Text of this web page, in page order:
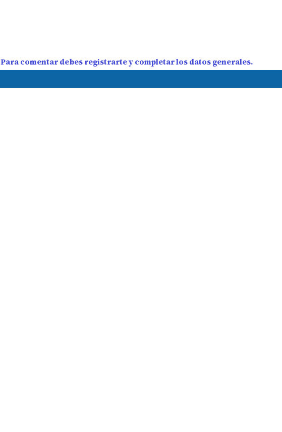
Para comentar debes registrarte y completar los datos generales.